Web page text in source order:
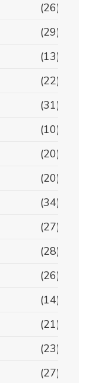
(26)
(29)
(13)
(22)
(31)
(10)
(20)
(20)
(34)
(27)
(28)
(26)
(14)
(21)
(23)
(27)